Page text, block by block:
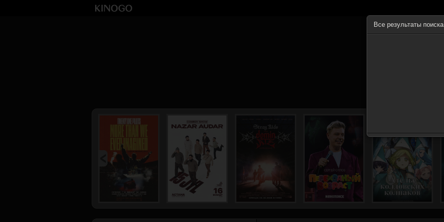
Все результаты